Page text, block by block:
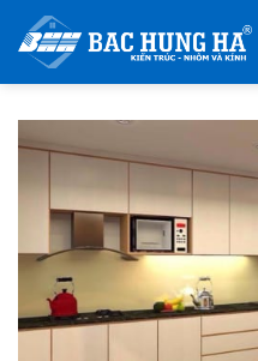
content